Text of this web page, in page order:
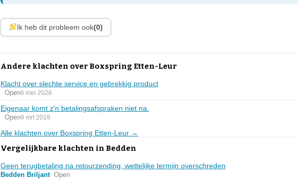
Ik heb dit probleem ook(0)
Andere klachten over Boxspring Etten-Leur
Klacht over slechte service en gebrekkig product
Open6 mei 2026
Eigenaar komt z'n betalingsafspraken niet na.
Open9 mrt 2018
Alle klachten over Boxspring Etten-Leur →
Vergelijkbare klachten in Bedden
Geen terugbetaling na retourzending, wettelijke termijn overschreden
Bedden Briljant Open